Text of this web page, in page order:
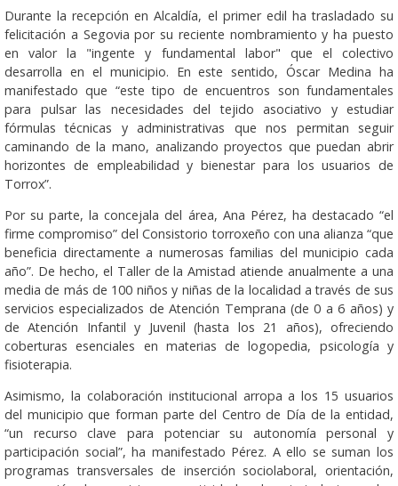
Durante la recepción en Alcaldía, el primer edil ha trasladado su
felicitación a Segovia por su reciente nombramiento y ha puesto
en valor la "ingente y fundamental labor" que el colectivo
desarrolla en el municipio. En este sentido, Óscar Medina ha
manifestado que “este tipo de encuentros son fundamentales
para pulsar las necesidades del tejido asociativo y estudiar
fórmulas técnicas y administrativas que nos permitan seguir
caminando de la mano, analizando proyectos que puedan abrir
horizontes de empleabilidad y bienestar para los usuarios de
Torrox”.
Por su parte, la concejala del área, Ana Pérez, ha destacado “el
firme compromiso” del Consistorio torroxeño con una alianza “que
beneficia directamente a numerosas familias del municipio cada
año”. De hecho, el Taller de la Amistad atiende anualmente a una
media de más de 100 niños y niñas de la localidad a través de sus
servicios especializados de Atención Temprana (de 0 a 6 años) y
de Atención Infantil y Juvenil (hasta los 21 años), ofreciendo
coberturas esenciales en materias de logopedia, psicología y
fisioterapia.
Asimismo, la colaboración institucional arropa a los 15 usuarios
del municipio que forman parte del Centro de Día de la entidad,
“un recurso clave para potenciar su autonomía personal y
participación social”, ha manifestado Pérez. A ello se suman los
programas transversales de inserción sociolaboral, orientación,